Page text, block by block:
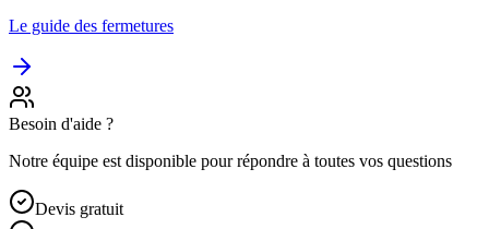
Le guide des fermetures
Besoin d'aide ?
Notre équipe est disponible pour répondre à toutes vos questions
Devis gratuit